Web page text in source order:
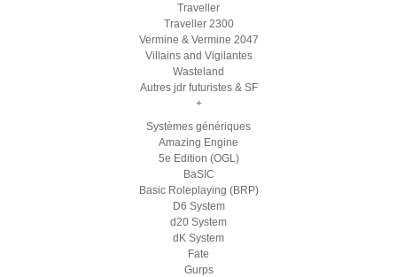
Traveller
Traveller 2300
Vermine & Vermine 2047
Villains and Vigilantes
Wasteland
Autres jdr futuristes & SF
+
Systèmes génériques
Amazing Engine
5e Edition (OGL)
BaSIC
Basic Roleplaying (BRP)
D6 System
d20 System
dK System
Fate
Gurps